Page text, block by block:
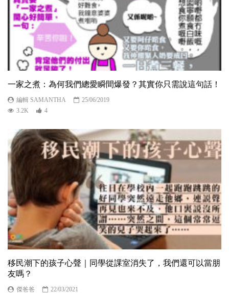
一家之煮：為何我們總愛瞬間爆發？其實你只需說這句話！
編輯 SAMANTHA
25/06/2019
3.2K
4
移民潮下的孩子心聲｜同學從課室消失了，我們還可以當朋
友嗎？
傑爸爸
22/03/2021